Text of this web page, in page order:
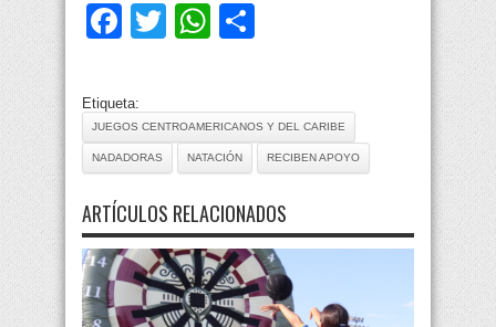
Facebook
TwitterWhatsApp
Etiqueta:
JUEGOS CENTROAMERICANOS Y DEL CARIBE
NADADORAS NATACIÓN RECIBEN APOYO
ARTÍCULOS RELACIONADOS